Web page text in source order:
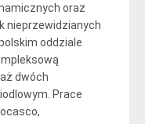
oraz
nieprzewidzianych
oddziale
dwóch
Prace